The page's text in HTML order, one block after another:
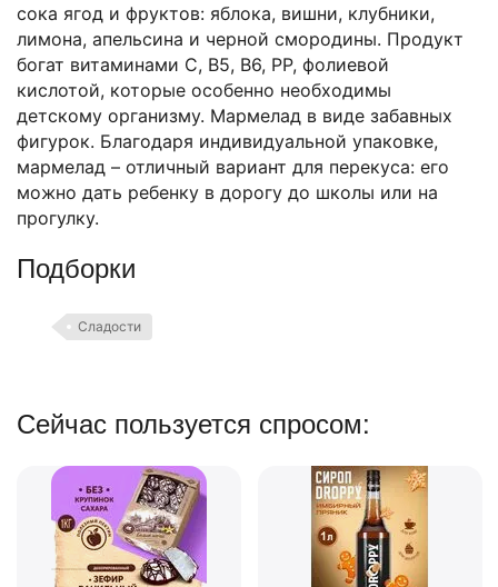
сока ягод и фруктов: яблока, вишни, клубники,
лимона, апельсина и черной смородины. Продукт
богат витаминами C, В5, B6, PP, фолиевой
кислотой, которые особенно необходимы
детскому организму. Мармелад в виде забавных
фигурок. Благодаря индивидуальной упаковке,
мармелад – отличный вариант для перекуса: его
можно дать ребенку в дорогу до школы или на
прогулку.
Подборки
Сладости
Сейчас пользуется спросом: